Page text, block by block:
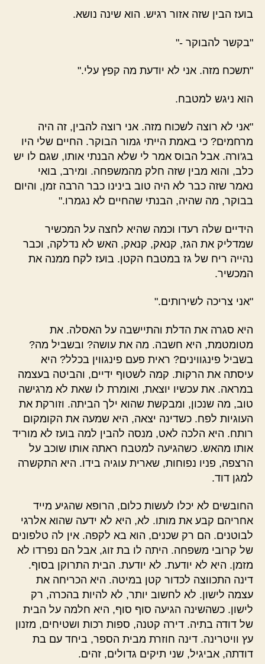
בועז הבין שזה אזור רגיש. הוא שינה נושא.
"בקשר להבוקר -"
"תשכח מזה. אני לא יודעת מה קפץ עלי."
הוא ניגש למטבח.
"אני לא רוצה לשכוח מזה. אני רוצה להבין, זה היה
מרחמים? כי באמת הייתי גמור הבוקר. החיים שלי היו
בג'ורה. אבל הבוס אמר לי שלא הבנתי אותו, שגם לו יש
כלב, והוא מבין שזה חלק מהמשפחה. ומירב, בואי
נאמר שזה כבר לא היה טוב בינינו כבר הרבה זמן, והיום
בבוקר, מה שהיה, הבנתי שהחיים לא נגמרו."
הידיים שלה רעדו וכמה שהיא לחצה על המכשיר
שמדליק את הגז, קנאק, קנאק, האש לא נדלקה, וכבר
נהייה ריח של גז במטבח הקטן. בועז לקח ממנה את
המכשיר.
"אני צריכה לשירותים."
היא סגרה את הדלת והתיישבה על האסלה. את
מטומטמת, היא חשבה. מה את עושה? ובשביל מה?
בשביל פינגווינים? ראית פעם פינגווין בכלל? היא
עיסתה את הרקות. קמה לשטוף ידיים, והביטה בעצמה
במראה. את עכשיו יוצאת, ואומרת לו שאת לא מרגישה
טוב, מה שנכון, ומבקשת שהוא ילך הביתה. וזורקת את
העוגיות לפח. כשדינה יצאה, היא שמעה את הקומקום
רותח. היא הלכה לאט, מנסה להבין למה בועז לא מוריד
אותו מהאש. כשהגיעה למטבח ראתה אותו שוכב על
הרצפה, פניו נפוחות, שארית עוגיה בידו. היא התקשרה
למגן דוד.
החובשים לא יכלו לעשות כלום, הרופא שהגיע מייד
אחריהם קבע את מותו. לא, היא לא ידעה שהוא אלרגי
לבוטנים. הם רק שכנים, הוא בא לקפה. אין לה טלפונים
של קרובי משפחה. היתה לו בת זוג, אבל הם נפרדו לא
מזמן. היא לא יודעת. לא יודעת. הבית התרוקן בסוף.
דינה התכווצה לכדור קטן במיטה. היא הכריחה את
עצמה לישון. לא לחשוב יותר, לא להיות בהכרה, רק
לישון. כשהשינה הגיעה סוף סוף, היא חלמה על הבית
של דודה בתיה. דירה קטנה, ספות רכות ושטיחים, מזנון
עץ וויטרינה. דינה חוזרת מבית הספר, ביחד עם בת
דודתה, אביגיל, שני תיקים גדולים, זהים.